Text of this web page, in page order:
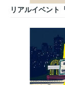
リアルイベント